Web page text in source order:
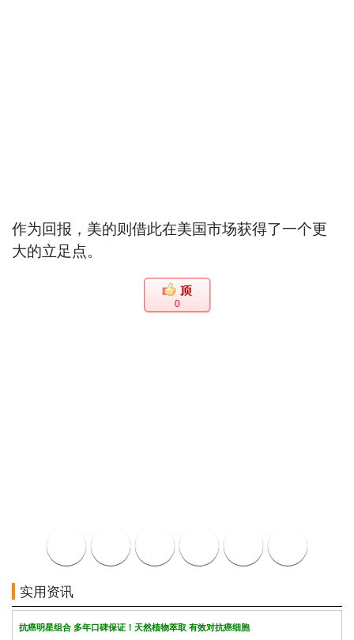
作为回报，美的则借此在美国市场获得了一个更
大的立足点。
0
实用资讯
抗癌明星组合 多年口碑保证！天然植物萃取 有效对抗癌细胞